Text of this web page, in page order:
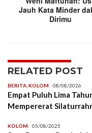
Jauh Kata Minder
Dirimu
RELATED POST
BERITA KOLOM 08/08/2026
Empat Puluh Lima
Mempererat
KOLOM 05/08/2025